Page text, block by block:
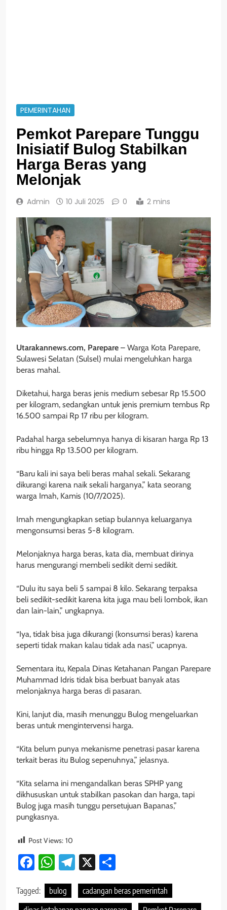
PEMERINTAHAN
Pemkot Parepare Tunggu
Inisiatif Bulog Stabilkan
Harga Beras yang
Melonjak
Admin 10 Juli 2025 0 2 mins
Utarakannews.com, Parepare – Warga Kota Parepare,
Sulawesi Selatan (Sulsel) mulai mengeluhkan harga
beras mahal.
Diketahui, harga beras jenis medium sebesar Rp 15.500
per kilogram, sedangkan untuk jenis premium tembus Rp
16.500 sampai Rp 17 ribu per kilogram.
Padahal harga sebelumnya hanya di kisaran harga Rp 13
ribu hingga Rp 13.500 per kilogram.
“Baru kali ini saya beli beras mahal sekali. Sekarang
dikurangi karena naik sekali harganya,” kata seorang
warga Imah, Kamis (10/7/2025).
Imah mengungkapkan setiap bulannya keluarganya
mengonsumsi beras 5-8 kilogram.
Melonjaknya harga beras, kata dia, membuat dirinya
harus mengurangi membeli sedikit demi sedikit.
“Dulu itu saya beli 5 sampai 8 kilo. Sekarang terpaksa
beli sedikit-sedikit karena kita juga mau beli lombok, ikan
dan lain-lain,” ungkapnya.
“Iya, tidak bisa juga dikurangi (konsumsi beras) karena
seperti tidak makan kalau tidak ada nasi,” ucapnya.
Sementara itu, Kepala Dinas Ketahanan Pangan Parepare
Muhammad Idris tidak bisa berbuat banyak atas
melonjaknya harga beras di pasaran.
Kini, lanjut dia, masih menunggu Bulog mengeluarkan
beras untuk mengintervensi harga.
“Kita belum punya mekanisme penetrasi pasar karena
terkait beras itu Bulog sepenuhnya,” jelasnya.
“Kita selama ini mengandalkan beras SPHP yang
dikhususkan untuk stabilkan pasokan dan harga, tapi
Bulog juga masih tunggu persetujuan Bapanas,”
pungkasnya.
Post Views: 10
Facebook
WhatsApp
Telegram
X
Tagged: bulog
cadangan beras pemerintah